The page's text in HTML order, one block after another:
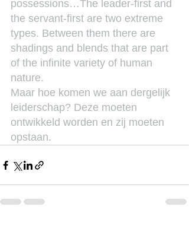
possessions…The leader-first and
the servant-first are two extreme
types. Between them there are
shadings and blends that are part
of the infinite variety of human
nature.
Maar hoe komen we aan dergelijk
leiderschap? Deze moeten
ontwikkeld worden en zij moeten
opstaan.